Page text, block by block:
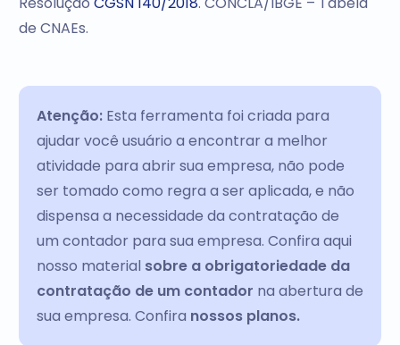
de CNAEs.
Atenção:Esta ferramenta foi criada para
ajudar você usuário a encontrar a melhor
atividade para abrir sua empresa, não pode
ser tomado como regra a ser aplicada, e não
dispensa a necessidade da contratação de
um contador para sua empresa. Confira aqui
nosso material sobre a obrigatoriedade da
contratação de um contador na abertura de
sua empresa. Confira nossos planos.